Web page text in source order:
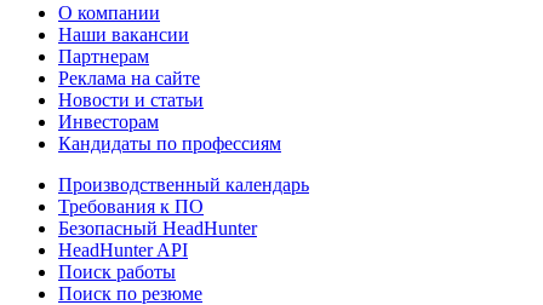
О компании
Наши вакансии
Партнерам
Реклама на сайте
Новости и статьи
Инвесторам
Кандидаты по профессиям
Производственный календарь
Требования к ПО
Безопасный HeadHunter
HeadHunter API
Поиск работы
Поиск по резюме